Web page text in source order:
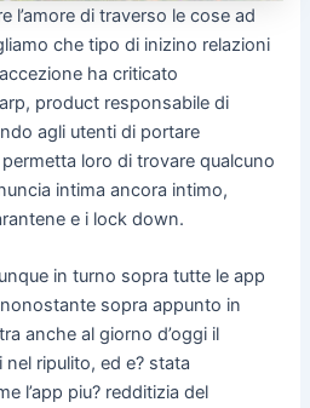
l’amore di traverso le cose ad
che tipo di inizino relazioni
ha criticato
product responsabile di
agli utenti di portare
loro di trovare qualcuno
intima ancora intimo,
e i lock down.
in turno sopra tutte le app
sopra appunto in
anche al giorno d’oggi il
ripulito, ed e? stata
l’app piu? redditizia del